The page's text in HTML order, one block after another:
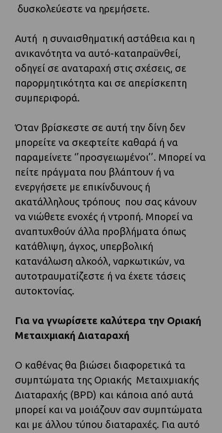
δυσκολεύεστε να ηρεμήσετε.
Αυτή η συναισθηματική αστάθεια και η
ανικανότητα να αυτό-καταπραϋνθεί,
οδηγεί σε αναταραχή στις σχέσεις, σε
παρορμητικότητα και σε απερίσκεπτη
συμπεριφορά.
Όταν βρίσκεστε σε αυτή την δίνη δεν
μπορείτε να σκεφτείτε καθαρά ή να
παραμείνετε ‘’προσγειωμένοι’’. Μπορεί να
πείτε πράγματα που βλάπτουν ή να
ενεργήσετε με επικίνδυνους ή
ακατάλληλους τρόπους που σας κάνουν
να νιώθετε ενοχές ή ντροπή. Μπορεί να
αναπτυχθούν άλλα προβλήματα όπως
κατάθλιψη, άγχος, υπερβολική
κατανάλωση αλκοόλ, ναρκωτικών, να
αυτοτραυματίζεστε ή να έχετε τάσεις
αυτοκτονίας.
Για να γνωρίσετε καλύτερα την Οριακή
Μεταιχμιακή Διαταραχή
Ο καθένας θα βιώσει διαφορετικά τα
συμπτώματα της Οριακής Μεταιχμιακής
Διαταραχής (BPD) και κάποια από αυτά
μπορεί και να μοιάζουν σαν συμπτώματα
και με άλλου τύπου διαταραχές. Για αυτό